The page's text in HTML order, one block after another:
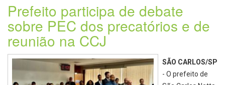
Prefeito participa de debate
sobre PEC dos precatórios e de
reunião na CCJ
SÃO CARLOS/SP
- O prefeito de